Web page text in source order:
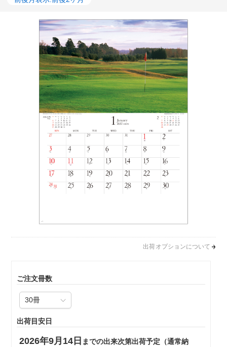
出荷オプションについて
ご注文冊数
出荷目安日
2026年9月14日 までの出来次第出荷予定（通常納